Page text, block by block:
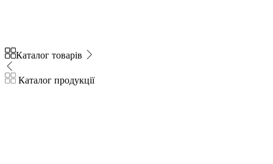
Каталог товарів
Каталог продукції